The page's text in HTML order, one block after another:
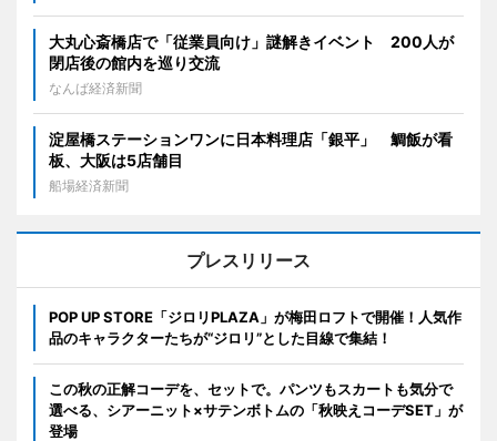
大丸心斎橋店で「従業員向け」謎解きイベント 200人が
閉店後の館内を巡り交流
なんば経済新聞
淀屋橋ステーションワンに日本料理店「銀平」 鯛飯が看
板、大阪は5店舗目
船場経済新聞
プレスリリース
POP UP STORE「ジロリPLAZA」が梅田ロフトで開催！人気作
品のキャラクターたちが“ジロリ”とした目線で集結！
この秋の正解コーデを、セットで。パンツもスカートも気分で
選べる、シアーニット×サテンボトムの「秋映えコーデSET」が
登場